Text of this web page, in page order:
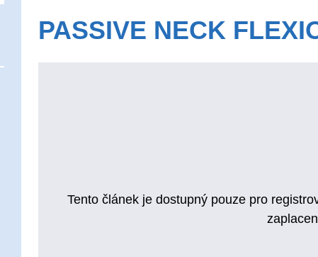
PASSIVE NECK
Tento článek je dostupný pouze pro